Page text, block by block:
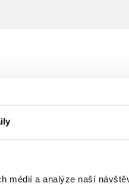
médií a analýze naší
pouze registrovaní